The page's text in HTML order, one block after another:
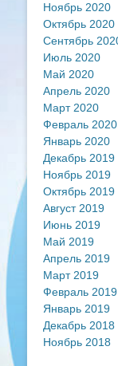
Ноябрь 2020
Октябрь 2020
Сентябрь
Июль 2020
Май 2020
Апрель 2020
Март 2020
Февраль 2020
Январь 2020
Декабрь 2019
Ноябрь 2019
Октябрь 2019
Август 2019
Июнь 2019
Май 2019
Апрель 2019
Март 2019
Февраль 2019
Январь 2019
Декабрь 2018
Ноябрь 2018